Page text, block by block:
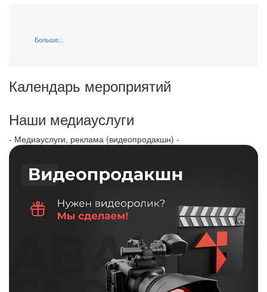
Больше...
Календарь мероприятий
Наши медиауслуги
- Медиауслуги, реклама (видеопродакшн) -